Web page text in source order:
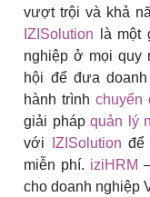
vượt trội và khả
IZISolution là một
nghiệp ở mọi quy
hội để đưa
hành trìnhchuyển
giải phápquản lý
với
IZISolution để
miễn phí. iziHRM
cho doanh nghiệp